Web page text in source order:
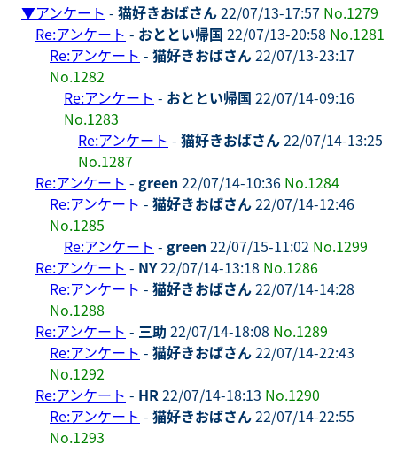
▼アンケート - 猫好きおばさん22/07/13-17:57 No.1279
Re:アンケート - おととい帰国 22/07/13-20:58 No.1281
Re:アンケート - 猫好きおばさん22/07/13-23:17
No.1282
Re:アンケート - おととい帰国 22/07/14-09:16
No.1283
Re:アンケート - 猫好きおばさん22/07/14-13:25
No.1287
Re:アンケート - green 22/07/14-10:36 No.1284
Re:アンケート - 猫好きおばさん22/07/14-12:46
No.1285
Re:アンケート - green 22/07/15-11:02 No.1299
Re:アンケート - NY22/07/14-13:18 No.1286
Re:アンケート - 猫好きおばさん22/07/14-14:28
No.1288
Re:アンケート - 三助 22/07/14-18:08 No.1289
Re:アンケート - 猫好きおばさん22/07/14-22:43
No.1292
Re:アンケート - HR22/07/14-18:13 No.1290
Re:アンケート - 猫好きおばさん22/07/14-22:55
No.1293